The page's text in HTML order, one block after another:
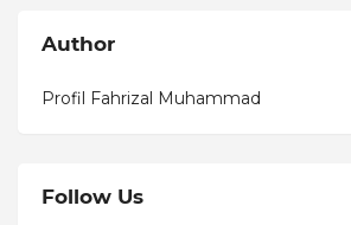
Author
Profil Fahrizal Muhammad
Follow Us